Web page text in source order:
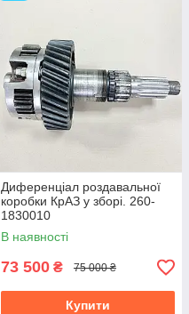
Диференціал роздавальної
коробки КрАЗ у зборі. 260-
1830010
В наявності
73 500 ₴ 75 000 ₴
Купити